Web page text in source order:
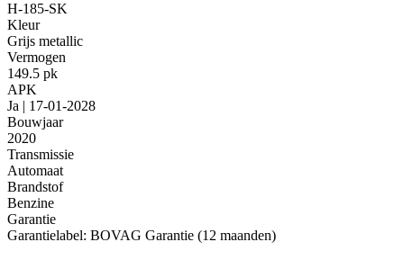
H-185-SK
Kleur
Grijs metallic
Vermogen
149.5 pk
APK
Ja | 17-01-2028
Bouwjaar
2020
Transmissie
Automaat
Brandstof
Benzine
Garantie
Garantielabel: BOVAG Garantie (12 maanden)